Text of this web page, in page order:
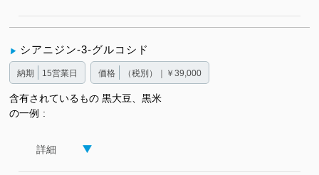
シアニジン-3-グルコシド
納期 15営業日 価格 （税別）｜￥39,000
含有されているもの
の一例
黒大豆、黒米
詳細